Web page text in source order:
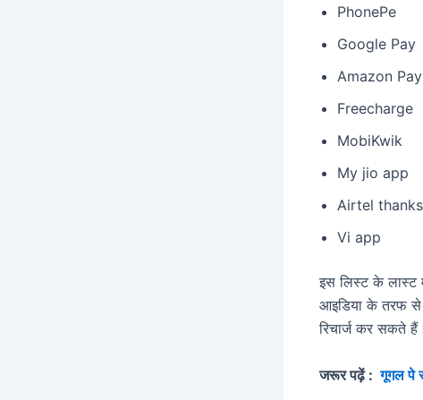
PhonePe
Google Pay
Amazon Pay
Freecharge
MobiKwik
My jio app
Airtel
Vi app
इस लिस्ट के लास्ट
आइडिया के तरफ से
रिचार्ज कर सकते हैं।
जरूर पढ़ें : गूगल पे